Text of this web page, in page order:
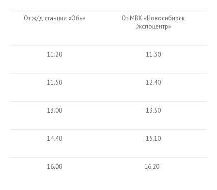
От ж/д станции «Обь»
От МВК «Новосибирск
Экспоцентр»
11.20 11.30
11.50 12.40
13.00 13.50
14.40 15.10
16.00 16.20